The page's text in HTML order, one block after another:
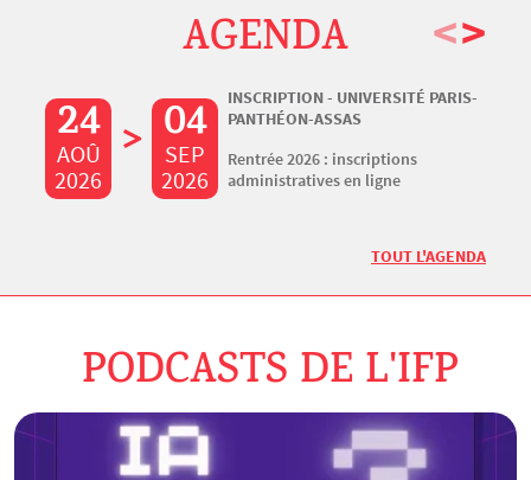
AGENDA
24
AOÛ
2026
> 04
SEP
2026
INSCRIPTION - UNIVERSITÉ PARIS-
PANTHÉON-ASSAS
Rentrée 2026 : inscriptions
administratives en ligne
<>
TOUT L'AGENDA
PODCASTS DE L'IFP